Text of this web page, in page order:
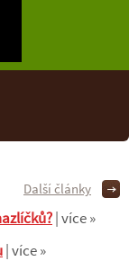
| více »
| více »
Další články